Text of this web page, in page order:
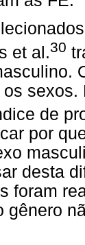
et al.30
de
por
desta
foram
gênero